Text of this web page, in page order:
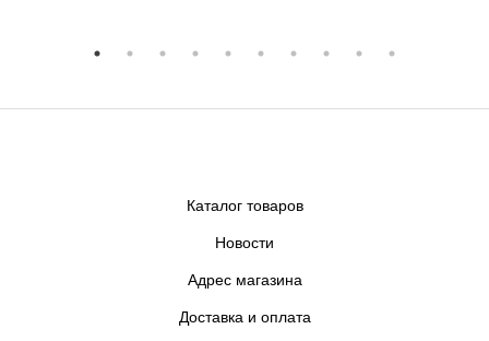
Каталог товаров
Новости
Адрес магазина
Доставка и оплата